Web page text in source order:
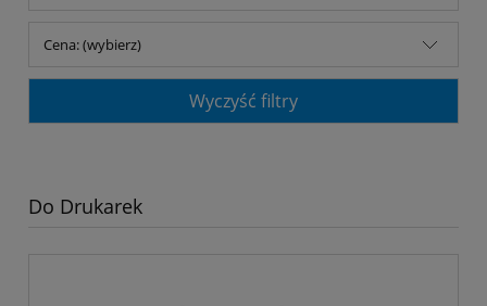
Cena: (wybierz)
Wyczyść filtry
Do Drukarek